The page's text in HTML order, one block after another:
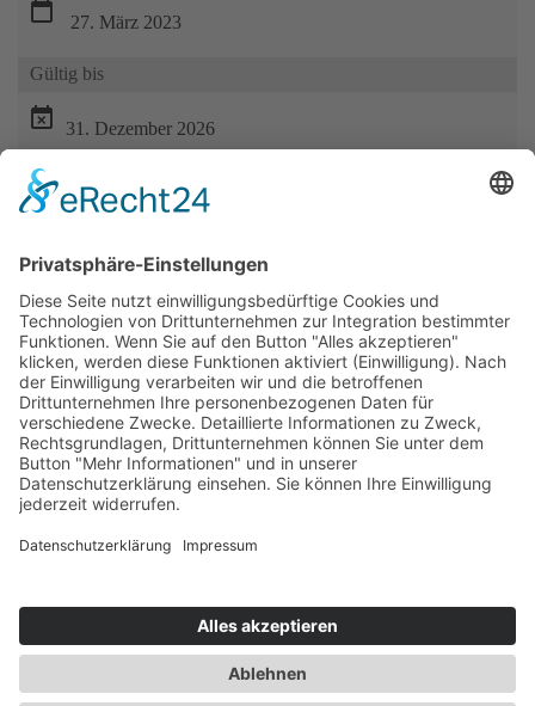
27. März 2023
Gültig bis
31. Dezember 2026
PDF-Export
Starten wir Ihr Projekt
Jetzt Anfrage schicken.